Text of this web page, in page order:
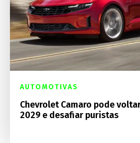
AUTOMOTIVAS
Chevrolet Camaro pode
2029 e desafiar puristas